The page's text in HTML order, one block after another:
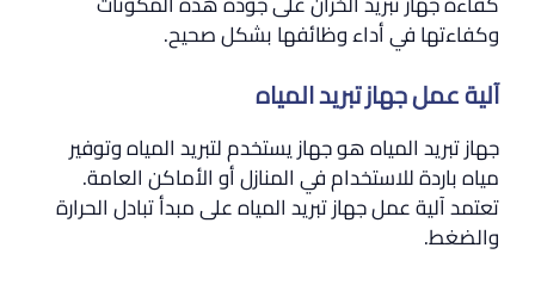
وكفاءتها في أداء وظائفها بشكل صحيح.
آلية عمل جهاز تبريد المياه
جهاز تبريد المياه هو جهاز يستخدم لتبريد المياه وتوفير
مياه باردة للاستخدام في المنازل أو الأماكن العامة.
تعتمد آلية عمل جهاز تبريد المياه على مبدأ تبادل الحرارة
والضغط.